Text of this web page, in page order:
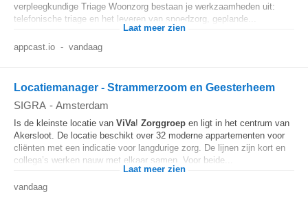
verpleegkundige Triage Woonzorg bestaan je werkzaamheden uit:
telefonische triage en het leveren van spoedzorg, geplande...
Laat meer zien
appcast.io - vandaag
Locatiemanager - Strammerzoom en Geesterheem
SIGRA - Amsterdam
Is de kleinste locatie van ViVa! Zorggroep en ligt in het centrum van
Akersloot. De locatie beschikt over 32 moderne appartementen voor
cliënten met een indicatie voor langdurige zorg. De lijnen zijn kort en
collega’s werken nauw met elkaar samen. Voor beide...
Laat meer zien
vandaag